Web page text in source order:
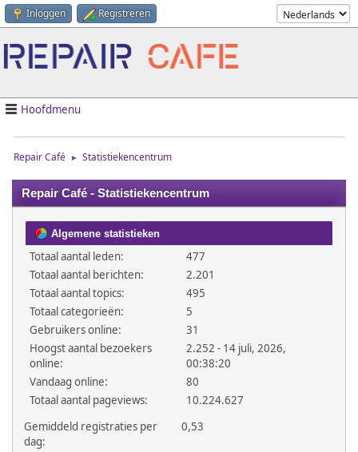
Inloggen Registreren
Hoofdmenu
Repair Café ► Statistiekencentrum
Repair Café - Statistiekencentrum
Algemene statistieken
Totaal aantal leden:
477
Totaal aantal berichten:
2.201
Totaal aantal topics:
495
Totaal categorieën:
5
Gebruikers online:
31
Hoogst aantal bezoekers
online:
2.252 - 14 juli, 2026,
00:38:20
Vandaag online:
80
Totaal aantal pageviews:
10.224.627
Gemiddeld registraties per
dag:
0,53